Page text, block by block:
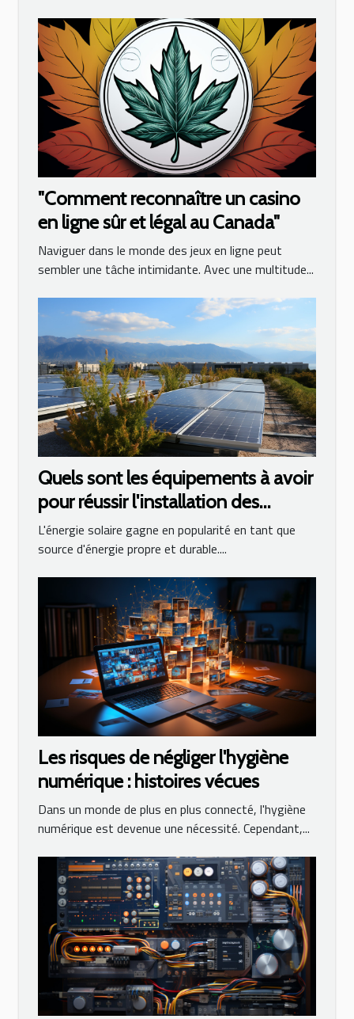
"Comment reconnaître un casino
en ligne sûr et légal au Canada"
Naviguer dans le monde des jeux en ligne peut
sembler une tâche intimidante. Avec une multitude...
Quels sont les équipements à avoir
pour réussir l'installation des
panneaux photovoltaïques ?
L'énergie solaire gagne en popularité en tant que
source d'énergie propre et durable....
Les risques de négliger l'hygiène
numérique : histoires vécues
Dans un monde de plus en plus connecté, l'hygiène
numérique est devenue une nécessité. Cependant,...